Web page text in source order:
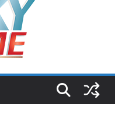
นประชาชน ครั้งที่ 2
“วงเวียนใหญ่–มหาชัย”
านข้อเท็จจริงและการมี
างชำระค่าบริการวิชาชีพ
ถูกต้อง ระวังการนำส่งงบ
ภาระหนี้ตามข้อเท็จจริง
นเท็จ
รุ่งวัย 15 ปีตัวแทน